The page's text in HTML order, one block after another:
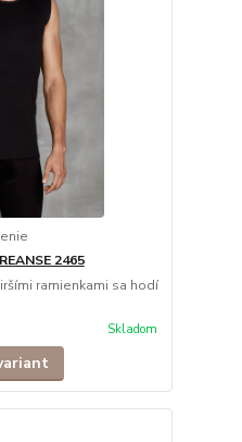
2465
ramienkami sa hodí
Skladom